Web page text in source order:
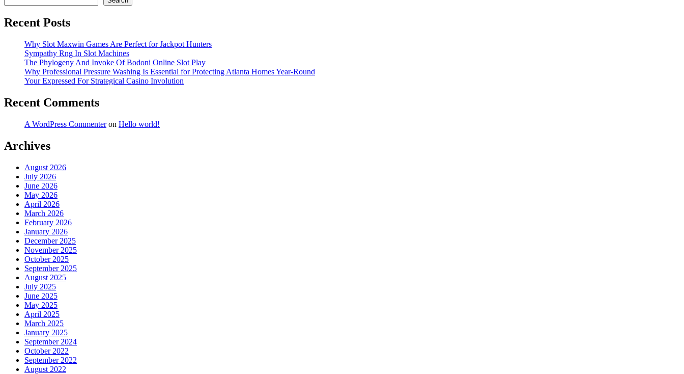
Recent Posts
Why Slot Maxwin Games Are Perfect for Jackpot Hunters
Sympathy Rng In Slot Machines
The Phylogeny And Invoke Of Bodoni Online Slot Play
Why Professional Pressure Washing Is Essential for Protecting Atlanta Homes Year-Round
Your Expressed For Strategical Casino Involution
Recent Comments
A WordPress Commenteron Hello world!
Archives
August 2026
July 2026
June 2026
May 2026
April 2026
March 2026
February 2026
January 2026
December 2025
November 2025
October 2025
September 2025
August 2025
July 2025
June 2025
May 2025
April 2025
March 2025
January 2025
September 2024
October 2022
September 2022
August 2022